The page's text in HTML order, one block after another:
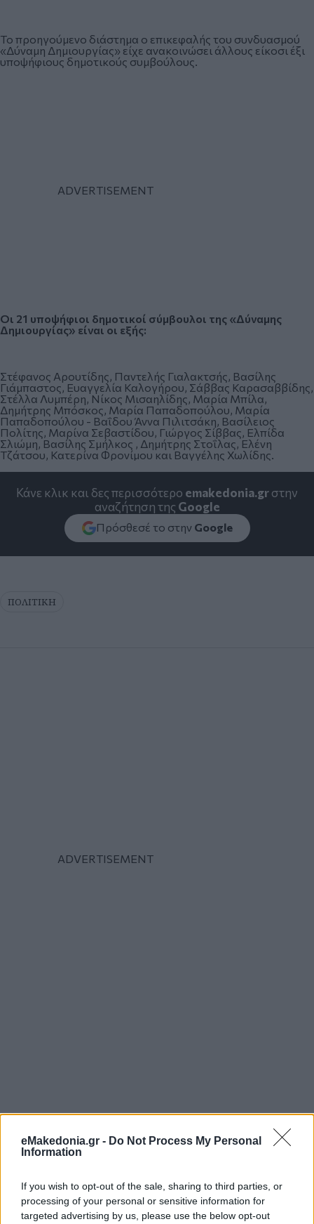
eMakedonia.gr - Do Not Process My Personal
Information
If you wish to opt-out of the sale, sharing to third parties, or
processing of your personal or sensitive information for
targeted advertising by us, please use the below opt-out
Το προηγούμενο διάστημα ο επικεφαλής του συνδυασμού
«Δύναμη Δημιουργίας» είχε ανακοινώσει άλλους είκοσι έξι
υποψήφιους δημοτικούς συμβούλους.
Οι 21 υποψήφιοι δημοτικοί σύμβουλοι της «Δύναμης
Δημιουργίας» είναι οι εξής:
Στέφανος Αρουτίδης, Παντελής Γιαλακτσής, Βασίλης
Γιάμπαστος, Ευαγγελία Καλογήρου, Σάββας Καρασαββίδης,
Στέλλα Λυμπέρη, Νίκος Μισαηλίδης, Μαρία Μπίλα,
Δημήτρης Μπόσκος, Μαρία Παπαδοπούλου, Μαρία
Παπαδοπούλου - Βαΐδου Άννα Πιλιτσάκη, Βασίλειος
Πολίτης, Μαρίνα Σεβαστίδου, Γιώργος Σίββας, Ελπίδα
Σλιώμη, Βασίλης Σμήλκος , Δημήτρης Στοΐλας, Ελένη
Τζάτσου, Κατερίνα Φρονίμου και Βαγγέλης Χωλίδης.
Κάνε κλικ και δες περισσότερο emakedonia.grστην
αναζήτηση της Google
Πρόσθεσέ το στην Google
ΠΟΛΙΤΙΚΗ